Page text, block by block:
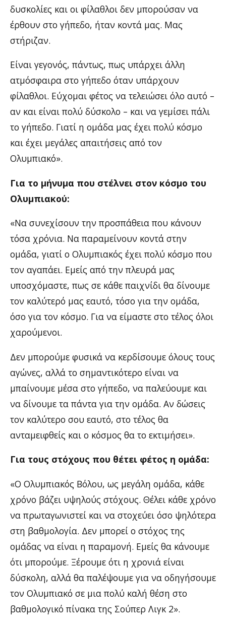
δυσκολίες και οι φίλαθλοι δεν μπορούσαν να
έρθουν στο γήπεδο, ήταν κοντά μας. Μας
στήριζαν.
Είναι γεγονός, πάντως, πως υπάρχει άλλη
ατμόσφαιρα στο γήπεδο όταν υπάρχουν
φίλαθλοι. Εύχομαι φέτος να τελειώσει όλο αυτό –
αν και είναι πολύ δύσκολο – και να γεμίσει πάλι
το γήπεδο. Γιατί η ομάδα μας έχει πολύ κόσμο
και έχει μεγάλες απαιτήσεις από τον
Ολυμπιακό».
Για το μήνυμα που στέλνει στον κόσμο του
Ολυμπιακού:
«Να συνεχίσουν την προσπάθεια που κάνουν
τόσα χρόνια. Να παραμείνουν κοντά στην
ομάδα, γιατί ο Ολυμπιακός έχει πολύ κόσμο που
τον αγαπάει. Εμείς από την πλευρά μας
υποσχόμαστε, πως σε κάθε παιχνίδι θα δίνουμε
τον καλύτερό μας εαυτό, τόσο για την ομάδα,
όσο για τον κόσμο. Για να είμαστε στο τέλος όλοι
χαρούμενοι.
Δεν μπορούμε φυσικά να κερδίσουμε όλους τους
αγώνες, αλλά το σημαντικότερο είναι να
μπαίνουμε μέσα στο γήπεδο, να παλεύουμε και
να δίνουμε τα πάντα για την ομάδα. Αν δώσεις
τον καλύτερο σου εαυτό, στο τέλος θα
ανταμειφθείς και ο κόσμος θα το εκτιμήσει».
Για τους στόχους που θέτει φέτος η ομάδα:
«Ο Ολυμπιακός Βόλου, ως μεγάλη ομάδα, κάθε
χρόνο βάζει υψηλούς στόχους. Θέλει κάθε χρόνο
να πρωταγωνιστεί και να στοχεύει όσο ψηλότερα
στη βαθμολογία. Δεν μπορεί ο στόχος της
ομάδας να είναι η παραμονή. Εμείς θα κάνουμε
ότι μπορούμε. Ξέρουμε ότι η χρονιά είναι
δύσκολη, αλλά θα παλέψουμε για να οδηγήσουμε
τον Ολυμπιακό σε μια πολύ καλή θέση στο
βαθμολογικό πίνακα της Σούπερ Λιγκ 2».